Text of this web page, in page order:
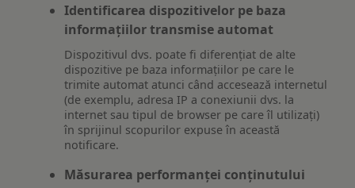
Identificarea dispozitivelor pe baza
informațiilor transmise automat
Dispozitivul dvs. poate fi diferențiat de alte
dispozitive pe baza informațiilor pe care le
trimite automat atunci când accesează internetul
(de exemplu, adresa IP a conexiunii dvs. la
internet sau tipul de browser pe care îl utilizați)
în sprijinul scopurilor expuse în această
notificare.
Măsurarea performanței conținutului